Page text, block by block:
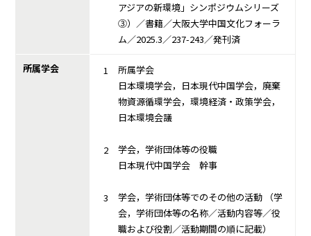
アジアの新環境」シンポジウムシリーズ
③）／書籍／大阪大学中国文化フォーラ
ム／2025.3／237-243／発刊済
所属学会
所属学会
日本環境学会，日本現代中国学会，廃棄
物資源循環学会，環境経済・政策学会，
日本環境会議
学会，学術団体等の役職
日本現代中国学会 幹事
学会，学術団体等でのその他の活動 （学
会，学術団体等の名称／活動内容等／役
職および役割／活動期間の順に記載）